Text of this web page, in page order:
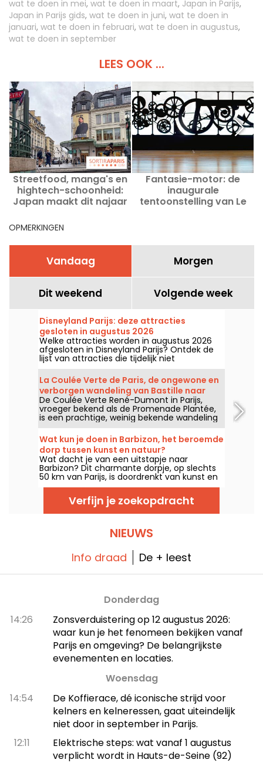
wat te doen in mei, wat te doen in maart, Japan in Parijs,
Japan in Parijs gids, wat te doen in juni, wat te doen in
januari, wat te doen in februari, wat te doen in augustus,
wat te doen in september
LEES OOK ...
Streetfood, manga's en
hightech-schoonheid:
Japan maakt dit najaar
Parijse warenhuis
Fantasie-motor: de
inaugurale
tentoonstelling van Le
OPMERKINGEN
Vandaag Morgen
Dit weekend Volgende week
Disneyland Parijs: deze attracties
gesloten in augustus 2026
Welke attracties worden in augustus 2026
afgesloten in Disneyland Parijs? Ontdek de
lijst van attracties die tijdelijk niet
toegankelijk zijn wegens onderhoud of
renovatie, zodat u uw bezoek aan de
Disney-parken kunt plannen.
La Coulée Verte de Paris, de ongewone en
verborgen wandeling van Bastille naar
Vincennes
De Coulée Verte René-Dumont in Parijs,
vroeger bekend als de Promenade Plantée,
is een prachtige, weinig bekende wandeling
die Parijzenaars meeneemt op een groene
reis van de Bastille naar het Bois de
Vincennes, langs het Viaduc des Arts. Het is
een ongewone en schaduwrijke manier om
Parijs te ontdekken, weg van de drukte van
de stad.
Wat kun je doen in Barbizon, het beroemde
dorp tussen kunst en natuur?
Wat dacht je van een uitstapje naar
Barbizon? Dit charmante dorpje, op slechts
50 km van Parijs, is doordrenkt van kunst en
natuur aan de rand van het bos van
Fontainebleau. Ontdek onze tips voor het
perfecte dagje uit of weekendje weg.
Verfijn je zoekopdracht
NIEUWS
Info draad De + leest
Donderdag
14:26
Zonsverduistering op 12 augustus 2026:
waar kun je het fenomeen bekijken vanaf
Parijs en omgeving? De belangrijkste
evenementen en locaties.
Woensdag
14:54
De Koffierace, dé iconische strijd voor
kelners en kelneressen, gaat uiteindelijk
niet door in september in Parijs.
12:11
Elektrische steps: wat vanaf 1 augustus
verplicht wordt in Hauts-de-Seine (92)